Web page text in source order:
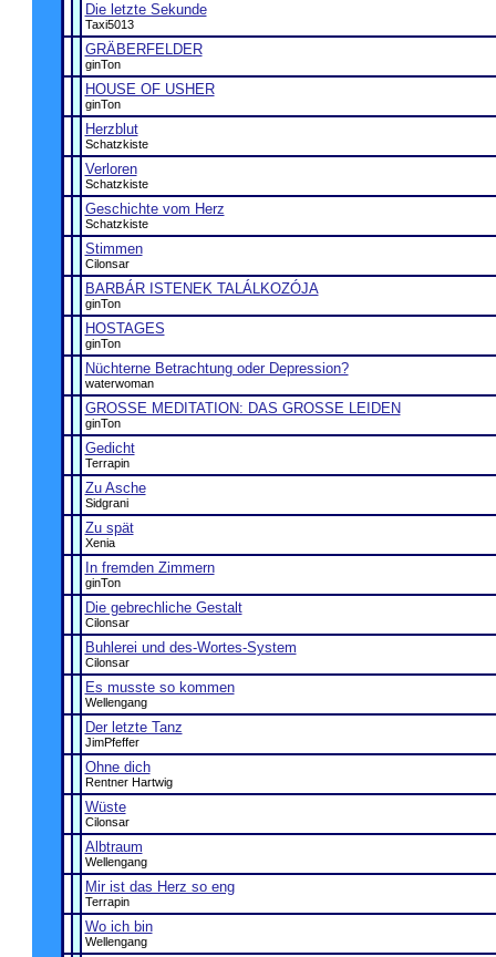
Die letzte Sekunde
Taxi5013
GRÄBERFELDER
ginTon
HOUSE OF USHER
ginTon
Herzblut
Schatzkiste
Verloren
Schatzkiste
Geschichte vom Herz
Schatzkiste
Stimmen
Cilonsar
BARBÁR ISTENEK TALÁLKOZÓJA
ginTon
HOSTAGES
ginTon
Nüchterne Betrachtung oder Depression?
waterwoman
GROSSE MEDITATION: DAS GROSSE LEIDEN
ginTon
Gedicht
Terrapin
Zu Asche
Sidgrani
Zu spät
Xenia
In fremden Zimmern
ginTon
Die gebrechliche Gestalt
Cilonsar
Buhlerei und des-Wortes-System
Cilonsar
Es musste so kommen
Wellengang
Der letzte Tanz
JimPfeffer
Ohne dich
Rentner Hartwig
Wüste
Cilonsar
Albtraum
Wellengang
Mir ist das Herz so eng
Terrapin
Wo ich bin
Wellengang